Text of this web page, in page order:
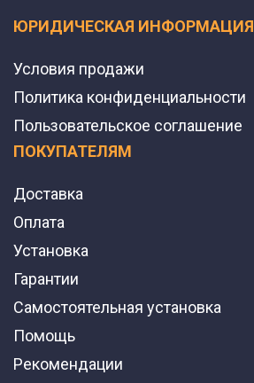
ЮРИДИЧЕСКАЯ ИНФОРМАЦИЯ
Условия продажи
Политика конфиденциальности
Пользовательское соглашение
ПОКУПАТЕЛЯМ
Доставка
Оплата
Установка
Гарантии
Самостоятельная установка
Помощь
Рекомендации